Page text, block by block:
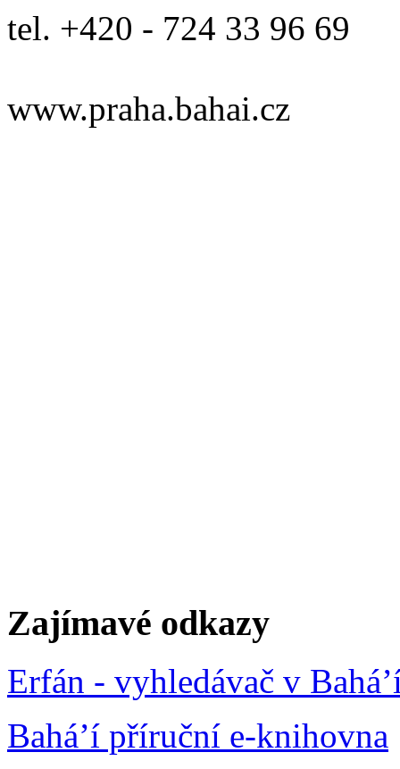
tel. +420 - 724 33 96 69
www.praha.bahai.cz
Zajímavé odkazy
Erfán - vyhledávač v
Bahá’í příruční e-knihovna